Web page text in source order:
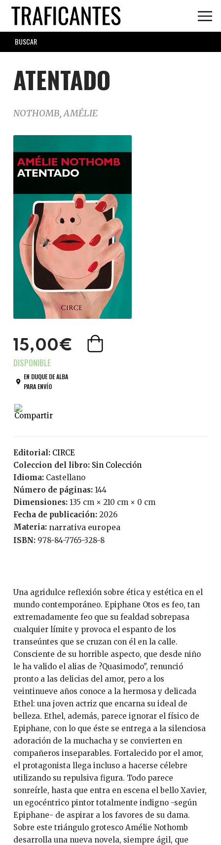
Skip
main
content
SEARCH
FORM
ATENTADO
NOTHOMB, AMÉLIE
15,00€
EN DUQUE DE ALBA
PARA ENVÍO
Editorial:
CIRCE
Coleccion del libro:
Sin Colección
Idioma:
Castellano
Número de páginas: 144
Dimensiones: 135 cm × 210 cm × 0 cm
Fecha de publicación:
2026
Materia: narrativa europea
ISBN: 978-84-7765-328-8
Una agridulce reflexión sobre ética y estética en el
mundo contemporáneo. Epiphane Otos es feo, tan
extremadamente feo que su fealdad sobrepasa
cualquier límite y provoca el espanto de los
transeúntes que se cruzan con él en la calle.
Consciente de su horrible aspecto, que desde niño
le ha valido el alias de ?Quasimodo", renunció
pronto a las delicias del amor, pero a los
veintinueve años conoce a la hermosa y delicada
Ethel: una joven actriz que encarna su ideal de
belleza. Ethel, además, parece ignorar el físico de
Epiphane, con lo que éste se entrega a la silenciosa
adoración de la muchacha y se convierten en
compañeros inseparables. Fortalecido por el amor,
el protagonista llega incluso a hacerse célebre
utilizando su repulsiva figura. Todo parece
sonreírle, hasta que entra en escena el bello Xavier,
un egocéntrico pintor totalmente indigno -según
Epiphane- de aspirar a los favores de su dama.
Sobre este triángulo grotesco Amélie Nothomb
desarrolla una nueva novela, siempre ágil, que